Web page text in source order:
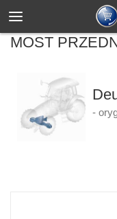
MOST
-